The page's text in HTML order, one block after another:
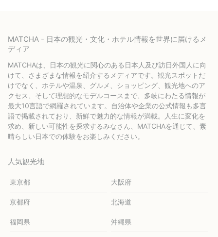
MATCHA - 日本の観光・文化・ホテル情報を世界に届けるメ
ディア
MATCHAは、日本の観光に関心のある日本人及び訪日外国人に向
けて、さまざまな情報を紹介するメディアです。観光スポットだ
けでなく、ホテルや温泉、グルメ、ショッピング、観光地へのア
クセス、そして理想的なモデルコースまで、多岐にわたる情報が
最大10言語で網羅されています。自治体や企業の公式情報も多言
語で掲載されており、新鮮で魅力的な情報が満載。人生に変化を
求め、新しい可能性を探求するみなさん、MATCHAを通じて、素
晴らしい日本での体験をお楽しみください。
人気観光地
東京都 大阪府
京都府 北海道
福岡県 沖縄県